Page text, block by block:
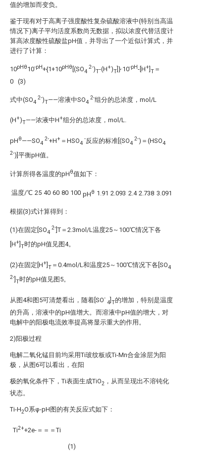
值的增加而变负。
鉴于现有对于高离子强度酸性复杂硫酸溶液中(特别当高温
情况下)离子平均活度系数尚无数据，拟以浓度代替活度计
算高浓度酸性硫酸盐pH值，并导出了一个近似计算式，并
进行了计算：
10pHθ10-pH+{1+10pHθ [(SO4
2-)T-(H+)T ]}·10-pH-[H+
T ＝
0 (3)
式中(SO4
2-)T——溶液中SO4
2-组分的总浓度，mol/L
(H+)T——浓液中H+组分的总浓度，mol/L.
pHθ——SO4
2-+H+ ＝HSO4
-反应的标准[(SO4
2-)＝(HSO4
2-)]平衡pH值。
计算所得各温度的pHθ值如下：
温度/℃ 25 40 60 80 100 pHθ 1.91 2.093 2.4 2.738 3.091
根据(3)式计算得到：
(1)在固定[SO4
2-]T＝2.3mol/L温度25～100℃情况下各
[H+
T时的pH值见图4。
(2)在固定[H+
T ＝0.4mol/L和温度25～100℃情况下各[SO4
2-
T时的pH值见图5。
从图4和图5可清楚看出，随着[SO-
4 T的增加，特别是温度
的升高，溶液中的pH值增大。而溶液中pH值的增大，对
电解中的阳极电流效率提高将显示重大的作用。
2)阳极过程
电解二氧化锰目前均采用Ti玻纹板或Ti-Mn合金涂层为阳
极，从图6可以看出，在阳
极的氧化条件下，Ti表面生成TiO2 ，从而呈现出不溶钝化
状态。
Ti-H2O系φ-pH图的有关反应式如下：
Ti2++2e-＝＝＝Ti
(1)